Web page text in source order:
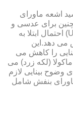
اشعه ماورای
برای عدسی و
قرنیه چشم مضراست.اشعه ماورای بنفش (UV) احتمال ابتلا به
می دهد.این
را کاهش می
(لکه زرد) می
بینایی لازم
بنفش شامل